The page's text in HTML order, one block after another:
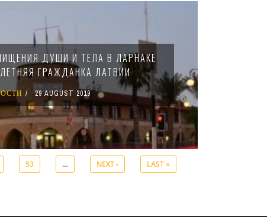
ДУШИ И ТЕЛА В ЛАРНАКЕ
ГРАЖДАНКА ЛАТВИИ
29 AUGUST 2019
53 … NEXT › LAST »